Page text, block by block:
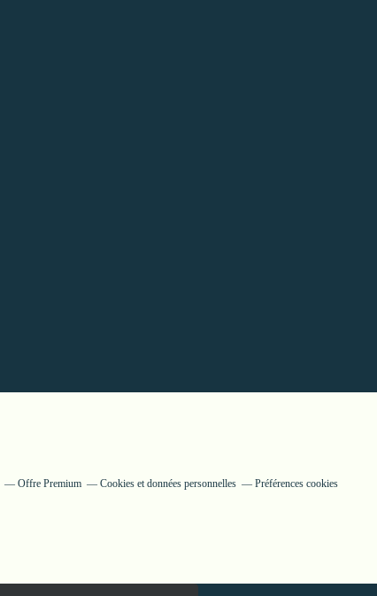
Offre Premium Cookies et données personnelles Préférences cookies